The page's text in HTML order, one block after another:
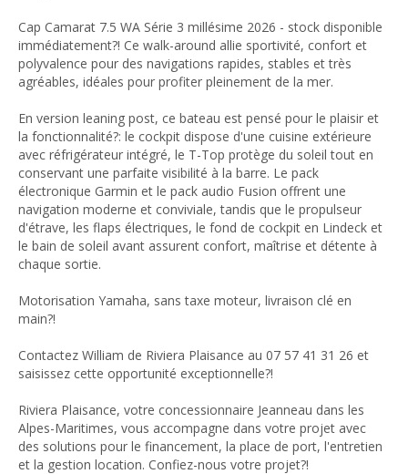
Cap Camarat 7.5 WA Série 3 millésime 2026 - stock disponible
immédiatement?! Ce walk-around allie sportivité, confort et
polyvalence pour des navigations rapides, stables et très
agréables, idéales pour profiter pleinement de la mer.
En version leaning post, ce bateau est pensé pour le plaisir et
la fonctionnalité?: le cockpit dispose d'une cuisine extérieure
avec réfrigérateur intégré, le T-Top protège du soleil tout en
conservant une parfaite visibilité à la barre. Le pack
électronique Garmin et le pack audio Fusion offrent une
navigation moderne et conviviale, tandis que le propulseur
d'étrave, les flaps électriques, le fond de cockpit en Lindeck et
le bain de soleil avant assurent confort, maîtrise et détente à
chaque sortie.
Motorisation Yamaha, sans taxe moteur, livraison clé en
main?!
Contactez William de Riviera Plaisance au 07 57 41 31 26 et
saisissez cette opportunité exceptionnelle?!
Riviera Plaisance, votre concessionnaire Jeanneau dans les
Alpes-Maritimes, vous accompagne dans votre projet avec
des solutions pour le financement, la place de port, l'entretien
et la gestion location. Confiez-nous votre projet?!